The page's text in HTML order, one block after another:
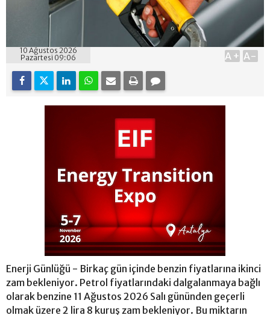
10 Ağustos 2026
Pazartesi 09:06
A+ A-
Enerji Günlüğü - Birkaç gün içinde benzin fiyatlarına ikinci
zam bekleniyor. Petrol fiyatlarındaki dalgalanmaya bağlı
olarak benzine 11 Ağustos 2026 Salı gününden geçerli
olmak üzere 2 lira 8 kuruş zam bekleniyor. Bu miktarın